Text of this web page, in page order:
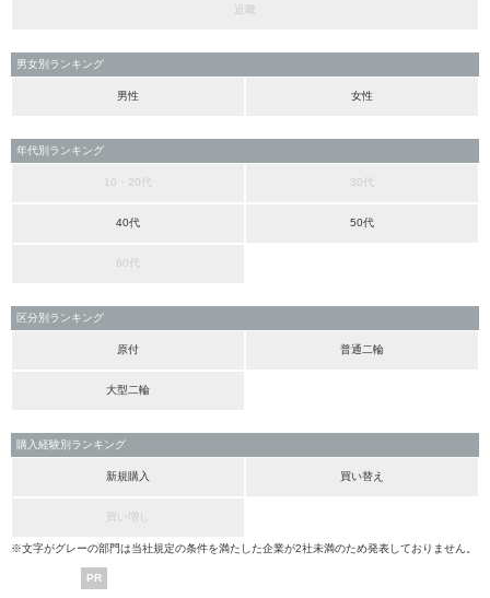
近畿
男女別ランキング
男性 女性
年代別ランキング
10・20代 30代
40代 50代
60代
区分別ランキング
原付 普通二輪
大型二輪
購入経験別ランキング
新規購入 買い替え
買い増し
※文字がグレーの部門は当社規定の条件を満たした企業が2社未満のため発表しておりません。
PR